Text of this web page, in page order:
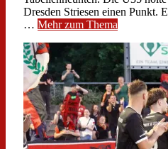
Dresden Striesen einen Punkt.
… Mehr zum Thema